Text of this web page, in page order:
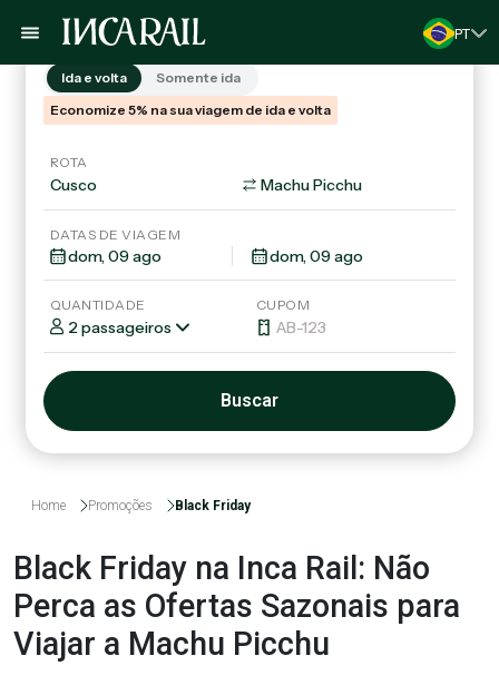
PT
Ida e volta
Somente ida
Economize 5% na sua viagem de ida e volta
ROTA
DATAS DE VIAGEM
QUANTIDADE
2 passageiros
CUPOM
Buscar
Home Promoções Black Friday
Black Friday na Inca Rail: Não
Perca as Ofertas Sazonais para
Viajar a Machu Picchu